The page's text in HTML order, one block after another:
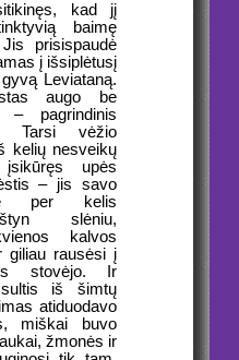
kad jį
baimę
prisispaudė
į išsiplėtusį
Leviataną.
augo be
– pagrindinis
Tarsi vėžio
kelių nesveikų
upės
– jis savo
per kelis
slėniu,
kalvos
giliau rausėsi į
stovėjo. Ir
iš šimtų
atiduodavo
miškai buvo
žmonės ir